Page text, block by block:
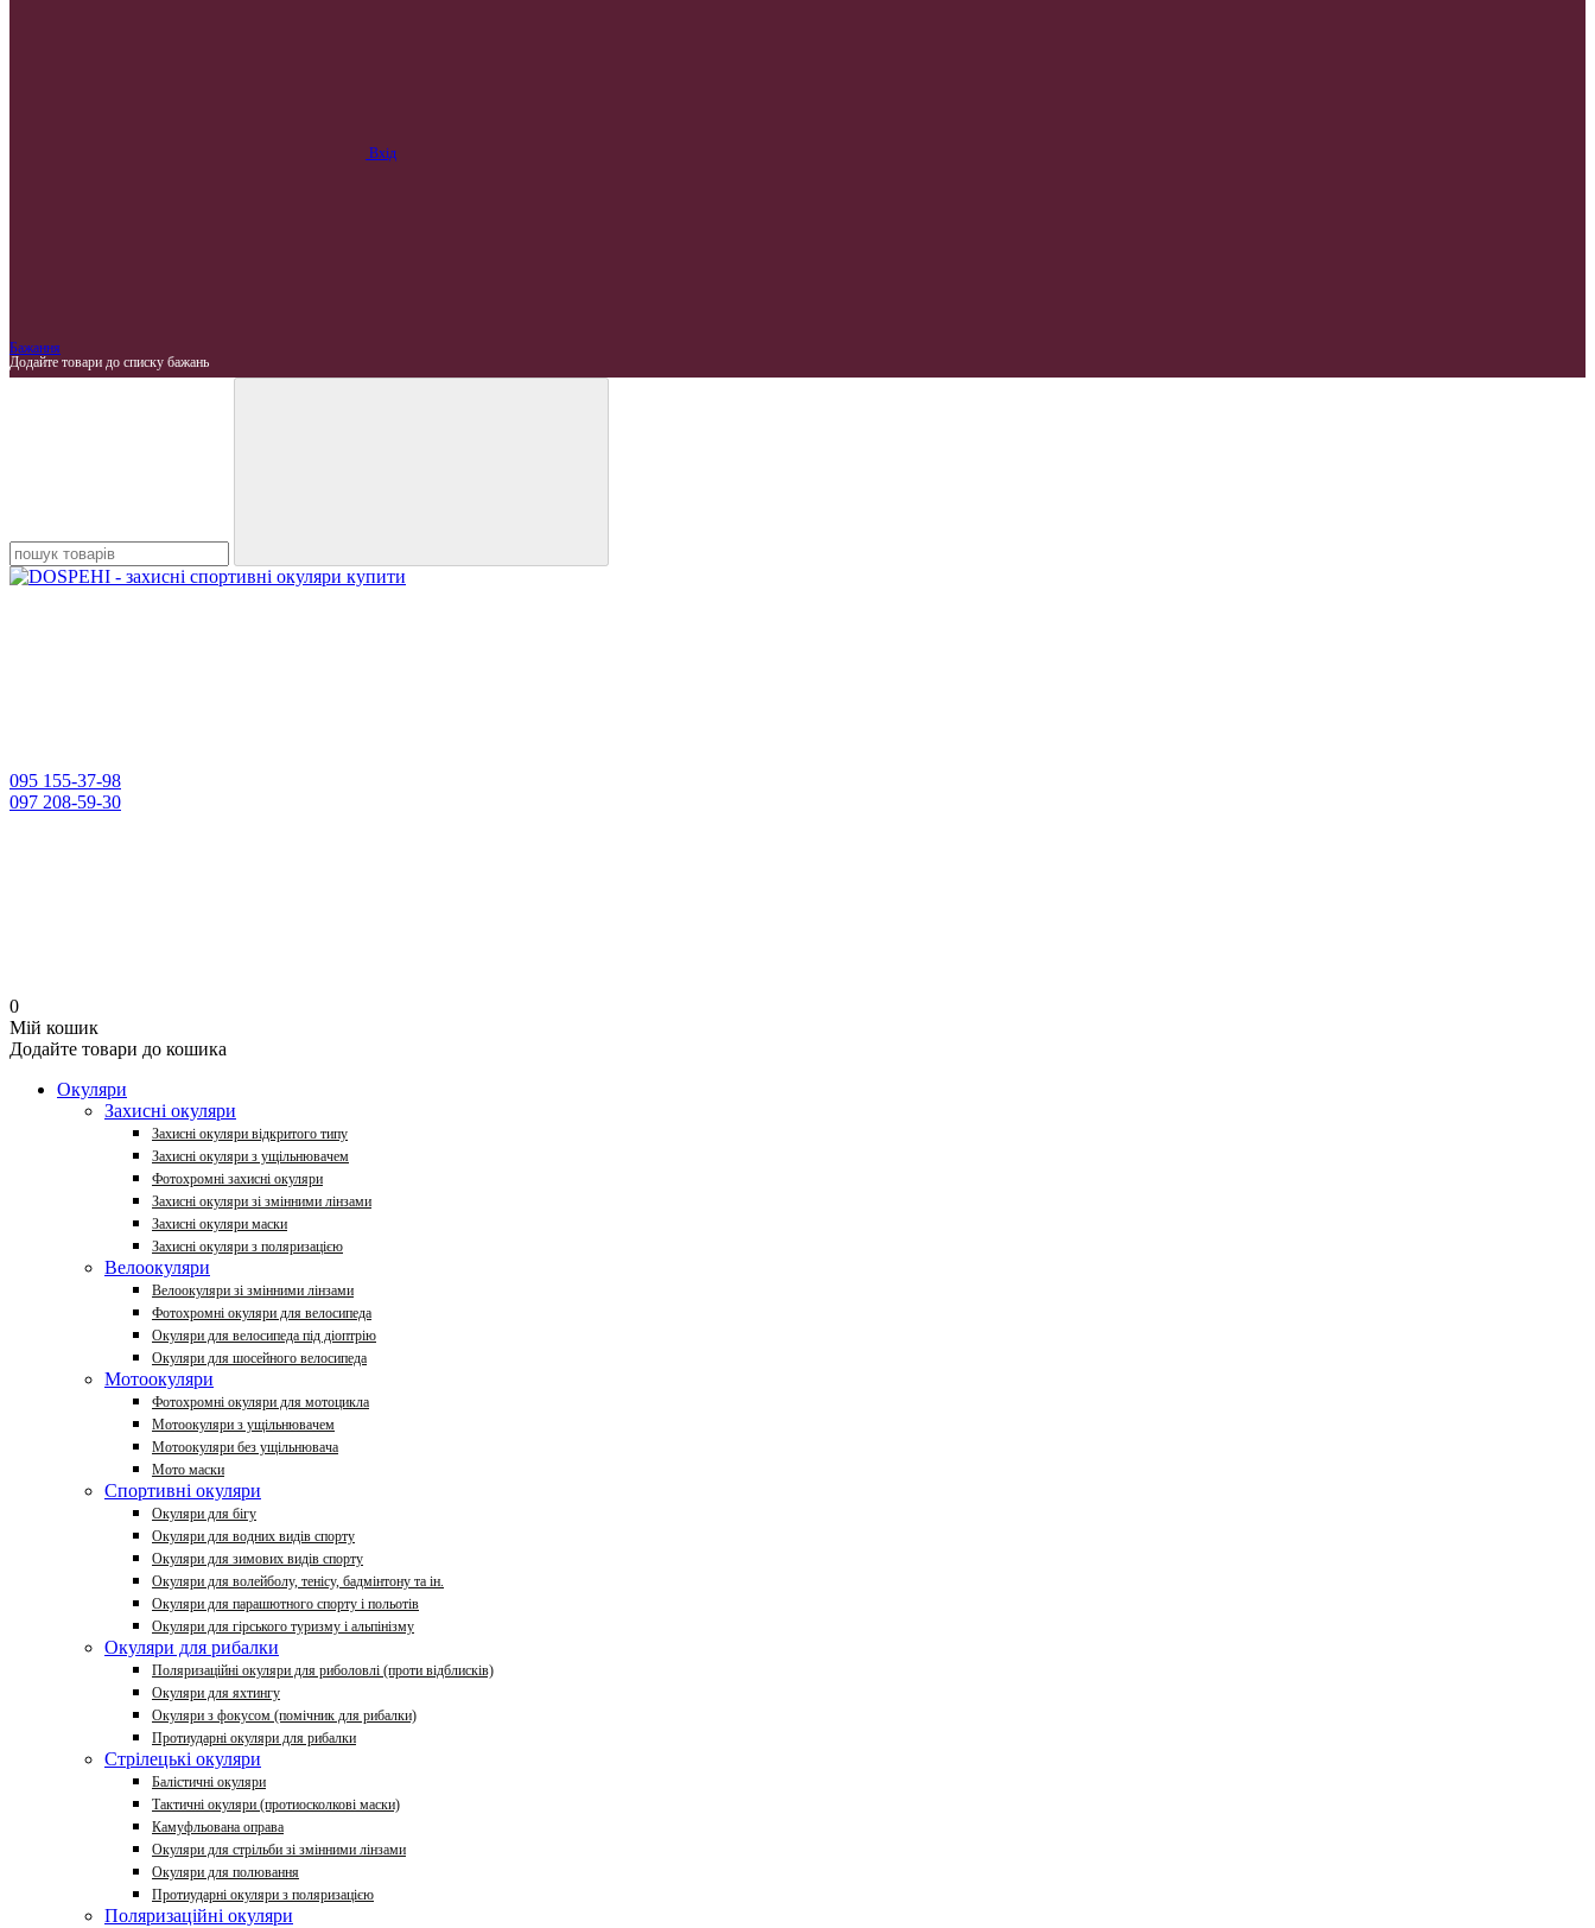
Вхід
Бажання
Додайте товари до списку бажань
095 155-37-98
097 208-59-30
0
Мій кошик
Додайте товари до кошика
Окуляри
Захисні окуляри
Захисні окуляри відкритого типу
Захисні окуляри з ущільнювачем
Фотохромні захисні окуляри
Захисні окуляри зі змінними лінзами
Захисні окуляри маски
Захисні окуляри з поляризацією
Велоокуляри
Велоокуляри зі змінними лінзами
Фотохромні окуляри для велосипеда
Окуляри для велосипеда під діоптрію
Окуляри для шосейного велосипеда
Мотоокуляри
Фотохромні окуляри для мотоцикла
Мотоокуляри з ущільнювачем
Мотоокуляри без ущільнювача
Мото маски
Спортивні окуляри
Окуляри для бігу
Окуляри для водних видів спорту
Окуляри для зимових видів спорту
Окуляри для волейболу, тенісу, бадмінтону та ін.
Окуляри для парашютного спорту і польотів
Окуляри для гірського туризму і альпінізму
Окуляри для рибалки
Поляризаційні окуляри для риболовлі (проти відблисків)
Окуляри для яхтингу
Окуляри з фокусом (помічник для рибалки)
Протиударні окуляри для рибалки
Стрілецькі окуляри
Балістичні окуляри
Тактичні окуляри (протиосколкові маски)
Камуфльована оправа
Окуляри для стрільби зі змінними лінзами
Окуляри для полювання
Протиударні окуляри з поляризацією
Поляризаційні окуляри